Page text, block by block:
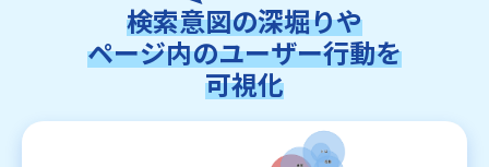
検索意図の深堀りや
ページ内のユーザー行動を
可視化